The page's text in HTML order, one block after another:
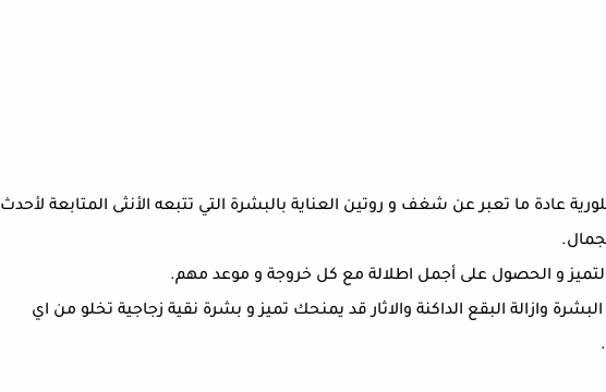
عادة ما تعبر عن شغف و روتين العناية بالبشرة التي تتبعه الأنثى المتابعة لأحدث
و الحصول على أجمل اطلالة مع كل خروجة و موعد مهم.
وازالة البقع الداكنة والاثار قد يمنحك تميز و بشرة نقية زجاجية تخلو من اي